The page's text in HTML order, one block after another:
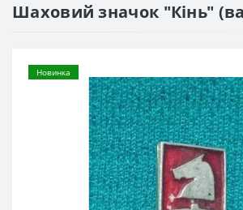
Шаховий значок "Кінь"
Новинка